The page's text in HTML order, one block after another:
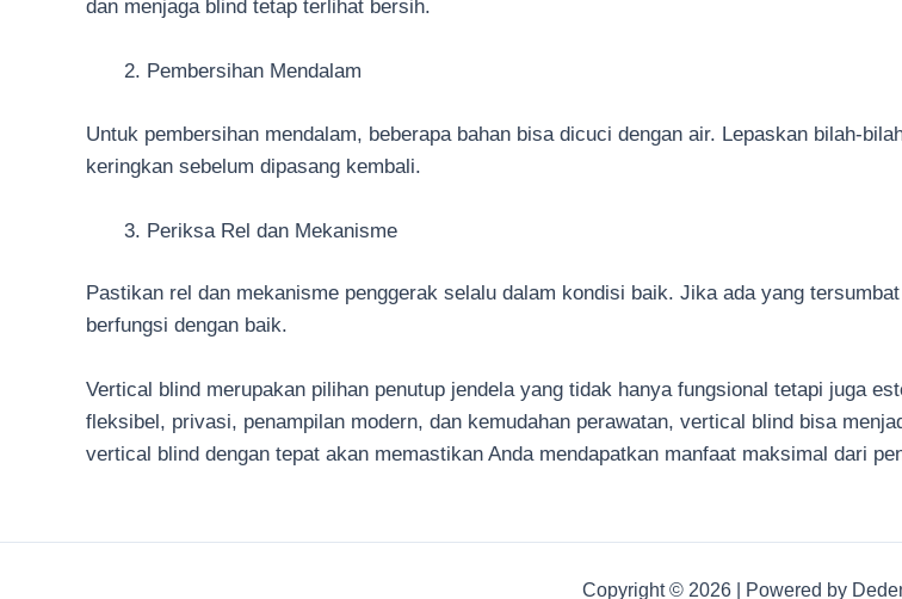
dan menjaga blind tetap terlihat bersih.
Pembersihan Mendalam
Untuk pembersihan mendalam, beberapa bahan bisa dicuci dengan air. Lepaskan bilah-
keringkan sebelum dipasang kembali.
Periksa Rel dan Mekanisme
Pastikan rel dan mekanisme penggerak selalu dalam kondisi baik. Jika ada yang
berfungsi dengan baik.
Vertical blind merupakan pilihan penutup jendela yang tidak hanya fungsional tetapi juga
fleksibel, privasi, penampilan modern, dan kemudahan perawatan, vertical blind bisa
vertical blind dengan tepat akan memastikan Anda mendapatkan manfaat maksimal dari
Copyright © 2026 | Powered by